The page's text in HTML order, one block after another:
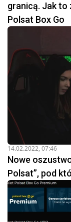
granicą. Jak to
Polsat Box Go
14.02.2022, 07:46
Nowe
Polsat”, pod